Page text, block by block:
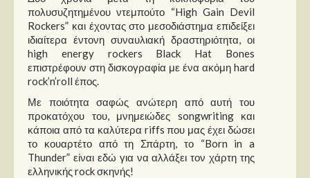
Στήλες
Polls
Small Talk
Blog
πολυσυζητημένου ντεμπούτο “High Gain Devil
Rockers” και έχοντας στο μεσοδιάστημα επιδείξει
ιδιαίτερα έντονη συναυλιακή δραστηριότητα, οι
high energy rockers Black Hat Bones
επιστρέφουν στη δισκογραφία με ένα ακόμη hard
rock’n’roll έπος.
Με ποιότητα σαφώς ανώτερη από αυτή του
προκατόχου του, μνημειώδες songwriting και
κάποια από τα καλύτερα riffs που μας έχει δώσει
το κουαρτέτο από τη Σπάρτη, το “Born in a
Thunder” είναι εδώ για να αλλάξει τον χάρτη της
ελληνικής rock σκηνής!